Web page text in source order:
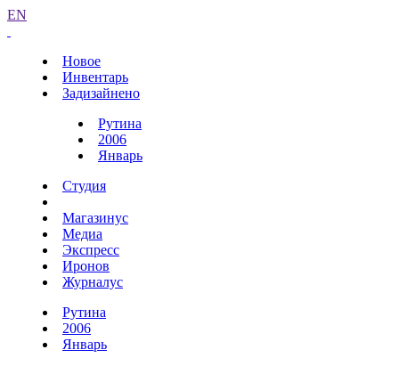
EN
Новое
Инвентарь
Задизайнено
Рутина
2006
Январь
Студия
Магазинус
Медиа
Экспресс
Иронов
Журналус
Рутина
2006
Январь